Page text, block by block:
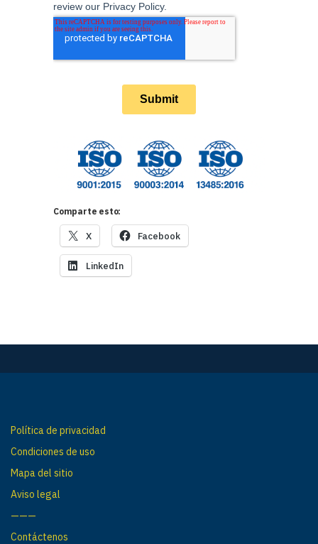
Comparte esto:
X Facebook
LinkedIn
Política de privacidad
Condiciones de uso
Mapa del sitio
Aviso legal
———
Contáctenos